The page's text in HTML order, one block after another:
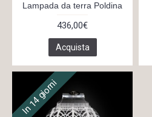
Lampada da terra Poldina
436,00€
Acquista
In 14 giorni